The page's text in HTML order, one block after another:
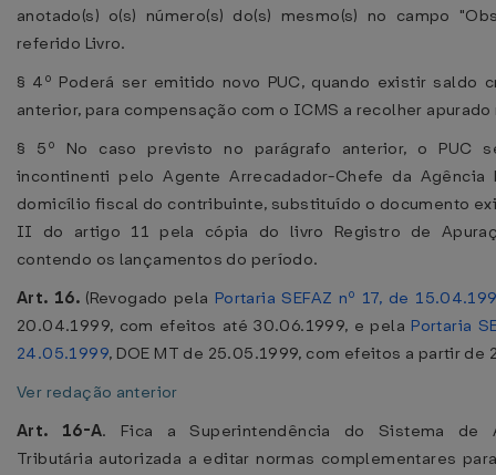
anotado(s) o(s) número(s) do(s) mesmo(s) no campo
referido Livro.
§ 4º Poderá ser emitido novo PUC, quando existir saldo
anterior, para compensação com o ICMS a recolher
§ 5º No caso previsto no parágrafo anterior, o PUC
incontinenti pelo Agente Arrecadador-Chefe da Agência
domicílio fiscal do contribuinte, substituído o documento
II do artigo 11 pela cópia do livro Registro de
contendo os lançamentos do período.
Art. 16. (Revogado pela Portaria SEFAZ nº 17, de
20.04.1999, com efeitos até 30.06.1999, e pela Portaria
24.05.1999, DOE MT de 25.05.1999, com efeitos a partir de
Ver redação anterior
Art. 16-A. Fica a Superintendência do Sistema de
Tributária autorizada a editar normas complementares